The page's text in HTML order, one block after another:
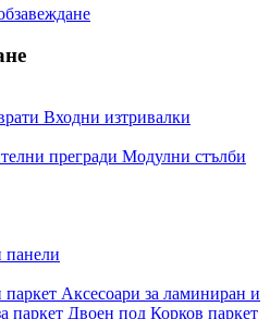
Входни изтривалки
прегради Модулни стълби
панели
Аксесоари за ламиниран и
паркет Двоен под Корков паркет